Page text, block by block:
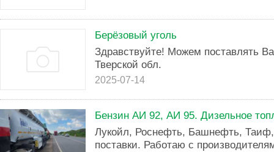
Берёзовый уголь
Здравствуйте! Можем поставлять
Тверской обл.
2025-07-14
Бензин АИ 92, АИ 95. Дизельное
Лукойл, Роснефть, Башнефть,
поставки. Работаю с